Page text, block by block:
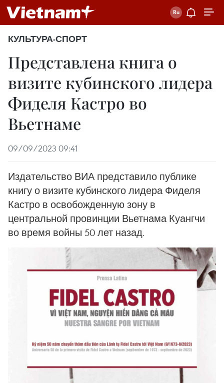
КУЛЬТУРА-СПОРТ
Представлена ​​книга о
визите кубинского лидера
Фиделя Кастро во
Вьетнаме
09/09/2023 09:41
Издательство ВИА представило публике
книгу о визите кубинского лидера Фиделя
Кастро в освобожденную зону в
центральной провинции Вьетнама Куангчи
во время войны 50 лет назад.